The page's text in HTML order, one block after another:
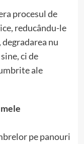
procesul de
reducându-le
nu
ci de
ale
pe panouri